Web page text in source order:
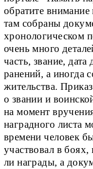
обратите
там собраны
хронологическом
очень много
часть, звание,
ранений, а иногда
жительства.
о звании и
на момент
наградного листа
времени человек
участвовал в
ли награды, а